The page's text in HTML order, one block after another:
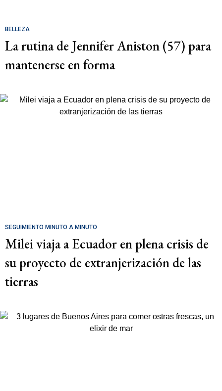
BELLEZA
La rutina de Jennifer Aniston (57) para
mantenerse en forma
SEGUIMIENTO MINUTO A MINUTO
Milei viaja a Ecuador en plena crisis de
su proyecto de extranjerización de las
tierras